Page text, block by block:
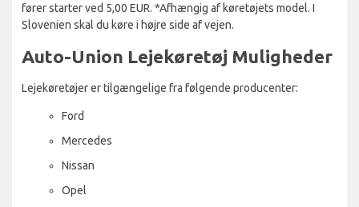
fører starter ved 5,00 EUR. *Afhængig af køretøjets model. I
Slovenien skal du køre i højre side af vejen.
Auto-Union Lejekøretøj Muligheder
Lejekøretøjer er tilgængelige fra følgende producenter:
Ford
Mercedes
Nissan
Opel